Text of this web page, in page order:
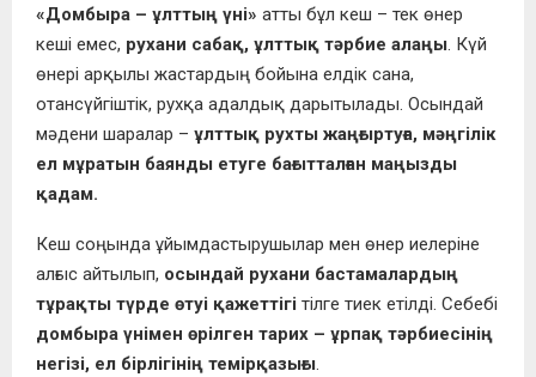
«Домбыра – ұлттың үні» атты бұл кеш – тек өнер
кеші емес, рухани сабақ, ұлттық тәрбие алаңы. Күй
өнері арқылы жастардың бойына елдік сана,
отансүйгіштік, рухқа адалдық дарытылады. Осындай
мәдени шаралар – ұлттық рухты жаңғыртуға, мәңгілік
ел мұратын баянды етуге бағытталған маңызды
қадам.
Кеш соңында ұйымдастырушылар мен өнер иелеріне
алғыс айтылып, осындай рухани бастамалардың
тұрақты түрде өтуі қажеттігі тілге тиек етілді. Себебі
домбыра үнімен өрілген тарих – ұрпақ тәрбиесінің
негізі, ел бірлігінің темірқазығы.